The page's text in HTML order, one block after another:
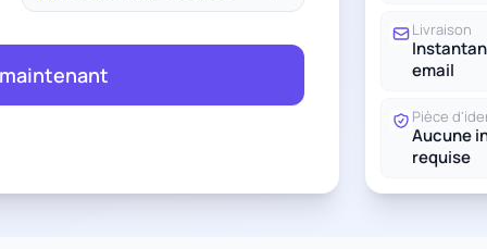
Livraison
email
Pièce
Aucune
requise